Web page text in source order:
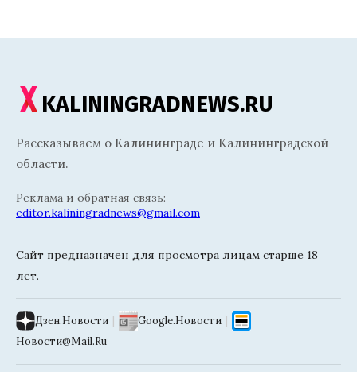
KALININGRADNEWS.RU
Рассказываем о Калининграде и Калининградской
области.
Реклама и обратная связь:
editor.kaliningradnews@gmail.com
Сайт предназначен для просмотра лицам старше 18
лет.
Дзен.Новости | Google.Новости |
Новости@Mail.Ru